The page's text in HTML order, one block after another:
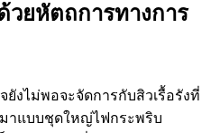
วยหัตถการทางการ
งไม่พอจะจัดการกับสิวเรื้อรังที่
าแบบชุดใหญ่ไฟกระพริบ